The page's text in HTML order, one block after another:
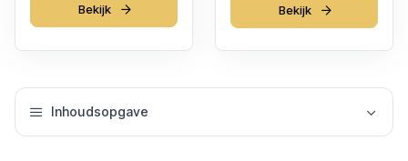
Bekijk Bekijk
Inhoudsopgave